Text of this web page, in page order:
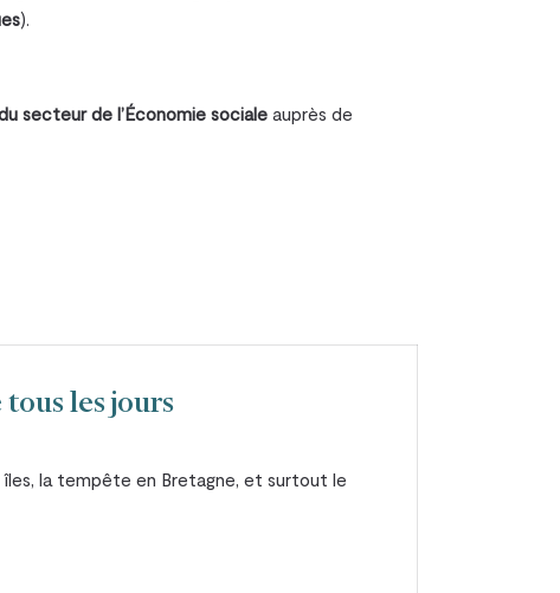
).
secteur de l’Économie sociale auprès de
tous les jours
îles, la tempête en Bretagne, et surtout le